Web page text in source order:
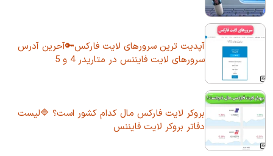
آپدیت ترین سرورهای لایت فارکس🔑آحرین آدرس
سرورهای لایت فایننس در متاریدر 4 و 5
بروکر لایت فارکس مال کدام کشور است؟ 🔷لیست
دفاتر بروکر لایت فایننس